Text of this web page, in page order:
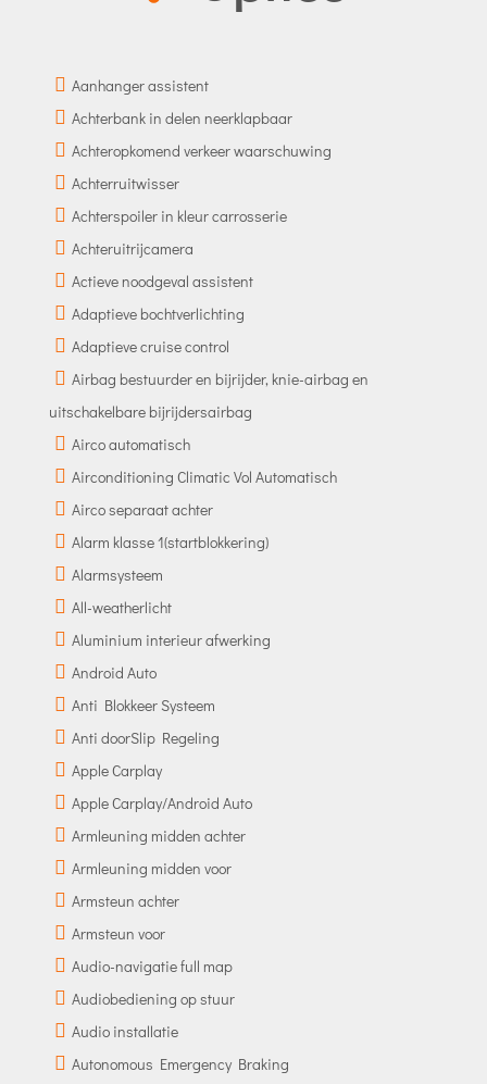
Aanhanger assistent
Achterbank in delen neerklapbaar
Achteropkomend verkeer waarschuwing
Achterruitwisser
Achterspoiler in kleur carrosserie
Achteruitrijcamera
Actieve noodgeval assistent
Adaptieve bochtverlichting
Adaptieve cruise control
Airbag bestuurder en bijrijder, knie-airbag en
uitschakelbare bijrijdersairbag
Airco automatisch
Airconditioning Climatic Vol Automatisch
Airco separaat achter
Alarm klasse 1(startblokkering)
Alarmsysteem
All-weatherlicht
Aluminium interieur afwerking
Android Auto
Anti Blokkeer Systeem
Anti doorSlip Regeling
Apple Carplay
Apple Carplay/Android Auto
Armleuning midden achter
Armleuning midden voor
Armsteun achter
Armsteun voor
Audio-navigatie full map
Audiobediening op stuur
Audio installatie
Autonomous Emergency Braking